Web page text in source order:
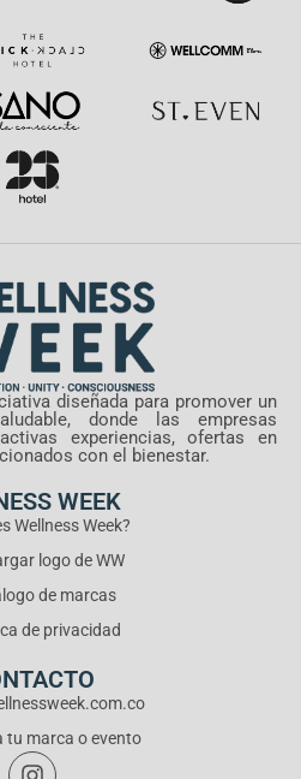
diseñada para promover un
donde las empresas
experiencias, ofertas en
con el bienestar.
WEEK
Wellness Week?
logo de WW
de marcas
de privacidad
tu marca o evento